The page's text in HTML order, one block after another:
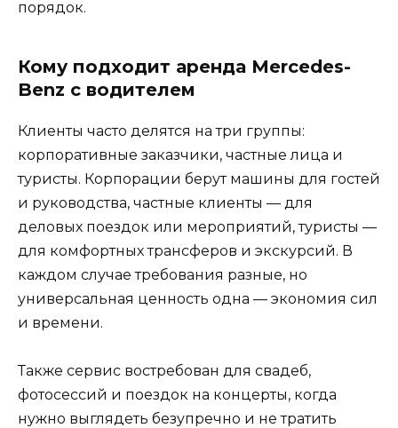
порядок.
Кому подходит аренда Mercedes-
Benz с водителем
Клиенты часто делятся на три группы:
корпоративные заказчики, частные лица и
туристы. Корпорации берут машины для гостей
и руководства, частные клиенты — для
деловых поездок или мероприятий, туристы —
для комфортных трансферов и экскурсий. В
каждом случае требования разные, но
универсальная ценность одна — экономия сил
и времени.
Также сервис востребован для свадеб,
фотосессий и поездок на концерты, когда
нужно выглядеть безупречно и не тратить